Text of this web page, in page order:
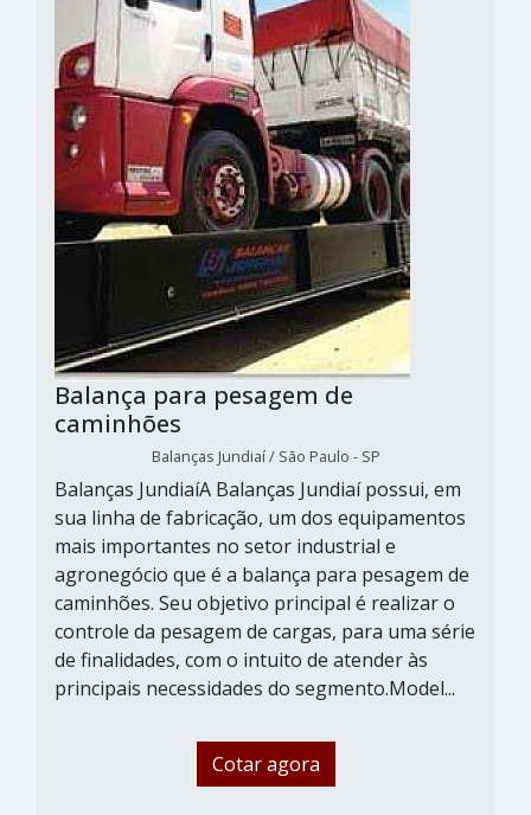
Balança para pesagem de
caminhões
Balanças Jundiaí / São Paulo - SP
Balanças JundiaíA Balanças Jundiaí possui, em
sua linha de fabricação, um dos equipamentos
mais importantes no setor industrial e
agronegócio que é a balança para pesagem de
caminhões. Seu objetivo principal é realizar o
controle da pesagem de cargas, para uma série
de finalidades, com o intuito de atender às
principais necessidades do segmento.Model...
Cotar agora